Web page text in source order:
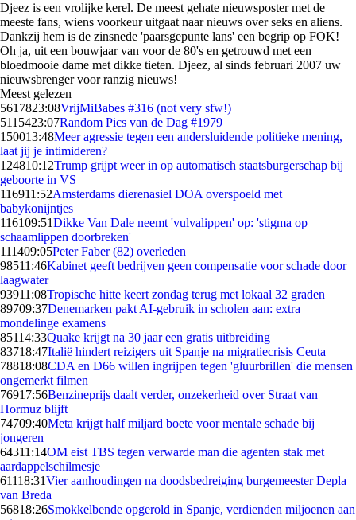
Djeez is een vrolijke kerel. De meest gehate nieuwsposter met de
meeste fans, wiens voorkeur uitgaat naar nieuws over seks en aliens.
Dankzij hem is de zinsnede 'paarsgepunte lans' een begrip op FOK!
Oh ja, uit een bouwjaar van voor de 80's en getrouwd met een
bloedmooie dame met dikke tieten. Djeez, al sinds februari 2007 uw
nieuwsbrenger voor ranzig nieuws!
Meest gelezen
5617823:08VrijMiBabes #316 (not very sfw!)
5115423:07Random Pics van de Dag #1979
150013:48Meer agressie tegen een andersluidende politieke mening,
laat jij je intimideren?
124810:12Trump grijpt weer in op automatisch staatsburgerschap bij
geboorte in VS
116911:52Amsterdams dierenasiel DOA overspoeld met
babykonijntjes
116109:51Dikke Van Dale neemt 'vulvalippen' op: 'stigma op
schaamlippen doorbreken'
111409:05Peter Faber (82) overleden
98511:46Kabinet geeft bedrijven geen compensatie voor schade door
laagwater
93911:08Tropische hitte keert zondag terug met lokaal 32 graden
89709:37Denemarken pakt AI-gebruik in scholen aan: extra
mondelinge examens
85114:33Quake krijgt na 30 jaar een gratis uitbreiding
83718:47Italië hindert reizigers uit Spanje na migratiecrisis Ceuta
78818:08CDA en D66 willen ingrijpen tegen 'gluurbrillen' die mensen
ongemerkt filmen
76917:56Benzineprijs daalt verder, onzekerheid over Straat van
Hormuz blijft
74709:40Meta krijgt half miljard boete voor mentale schade bij
jongeren
64311:14OM eist TBS tegen verwarde man die agenten stak met
aardappelschilmesje
61118:31Vier aanhoudingen na doodsbedreiging burgemeester Depla
van Breda
56818:26Smokkelbende opgerold in Spanje, verdienden miljoenen aan